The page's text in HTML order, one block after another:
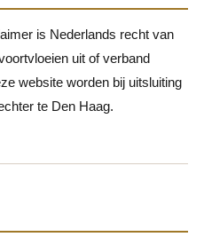
is Nederlands recht van
uit of verband
website worden bij uitsluiting
te Den Haag.